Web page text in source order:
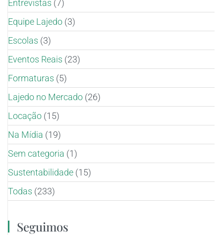
Entrevistas (7)
Equipe Lajedo (3)
Escolas (3)
Eventos Reais (23)
Formaturas (5)
Lajedo no Mercado (26)
Locação (15)
Na Mídia (19)
Sem categoria (1)
Sustentabilidade (15)
Todas (233)
Seguimos